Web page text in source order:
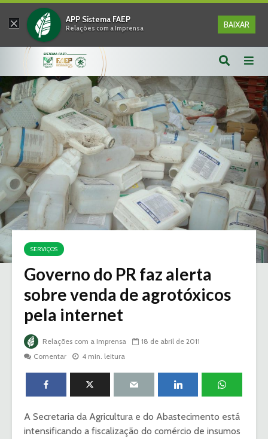
× APP Sistema FAEP
Relações com a Imprensa BAIXAR
SERVIÇOS
Governo do PR faz alerta
sobre venda de agrotóxicos
pela internet
Relações com a Imprensa
18 de abril de 2011
Comentar
4 min. leitura
A Secretaria da Agricultura e do Abastecimento está
intensificando a fiscalização do comércio de insumos